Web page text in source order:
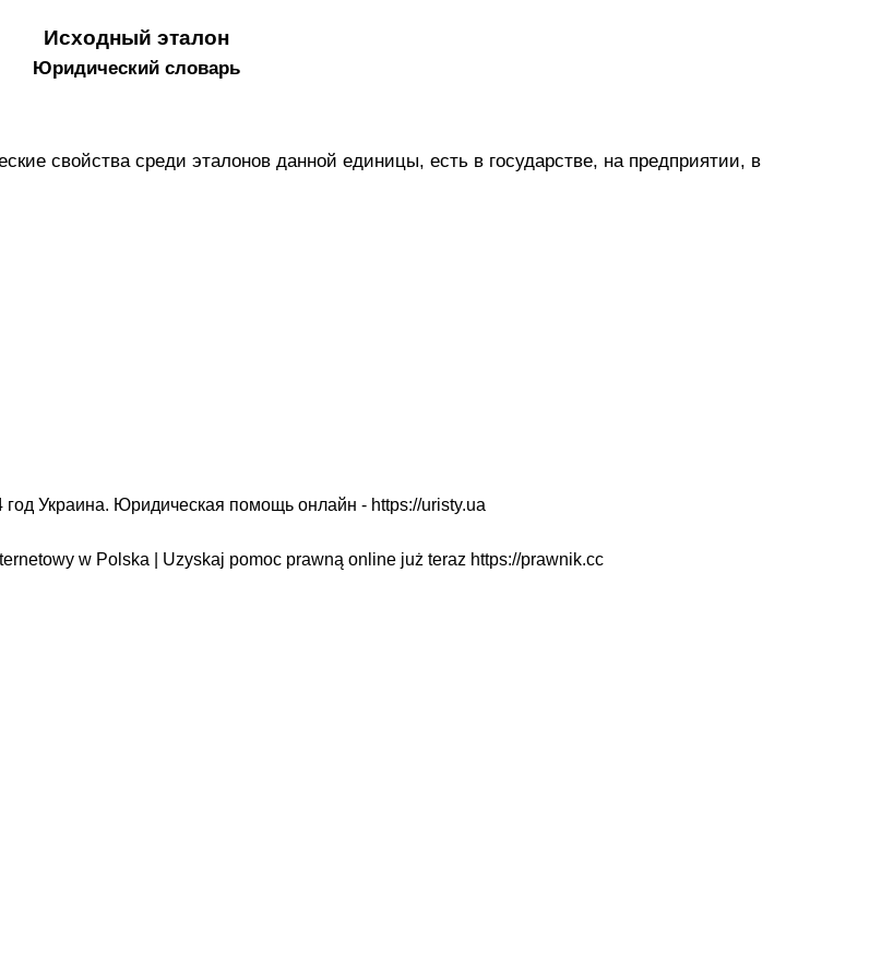
Исходный эталон
Юридический словарь
свойства среди эталонов данной единицы, есть в государстве, на предприятии, в
год Украина. Юридическая помощь онлайн - https://uristy.ua
w Polska | Uzyskaj pomoc prawną online już teraz https://prawnik.cc